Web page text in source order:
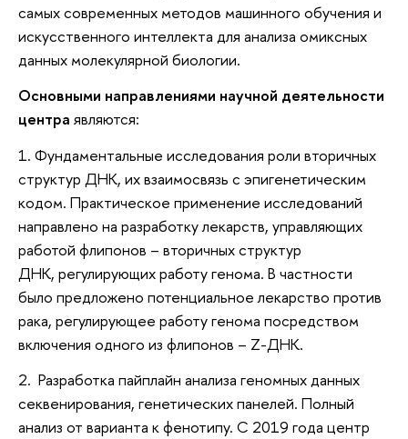
самых современных методов машинного обучения и
искусственного интеллекта для анализа омиксных
данных молекулярной биологии.
Основными направлениями научной деятельности
центра являются:
1. Фундаментальные исследования роли вторичных
структур ДНК, их взаимосвязь с эпигенетическим
кодом. Практическое применение исследований
направлено на разработку лекарств, управляющих
работой флипонов – вторичных структур
ДНК, регулирующих работу генома. В частности
было предложено потенциальное лекарство против
рака, регулирующее работу генома посредством
включения одного из флипонов – Z-ДНК.
2. Разработка пайплайн анализа геномных данных
секвенирования, генетических панелей. Полный
анализ от варианта к фенотипу. С 2019 года центр